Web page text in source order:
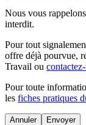
Nous vous
interdit.
Pour tout
offre déjà pourvue,
Travail ou
Pour toute
les fiches pratiques
Annuler